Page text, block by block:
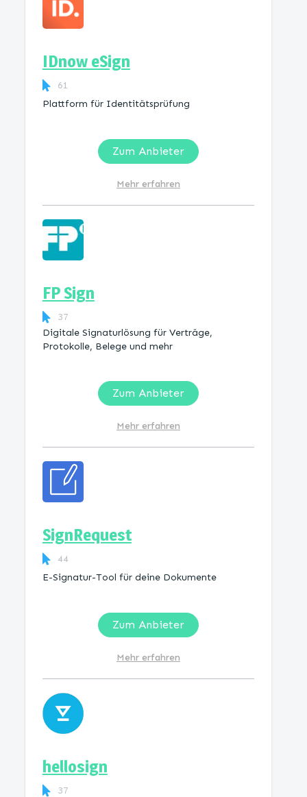
IDnow eSign
61
Plattform für Identitätsprüfung
Zum Anbieter
Mehr erfahren
FP Sign
37
Digitale Signaturlösung für Verträge,
Protokolle, Belege und mehr
Zum Anbieter
Mehr erfahren
SignRequest
44
E-Signatur-Tool für deine Dokumente
Zum Anbieter
Mehr erfahren
hellosign
37